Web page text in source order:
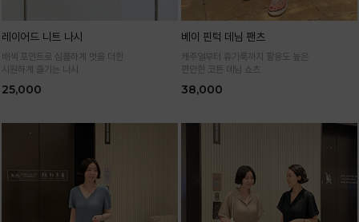
레이어드 니트 나시
배색 포인트로 심플하게 멋을 더한
시원하게 즐기는 나시
25,000
베이 핀턱 데님 팬츠
캐주얼부터 휴가룩까지 활용도 높은
편안한 코튼 데님 쇼츠
38,000